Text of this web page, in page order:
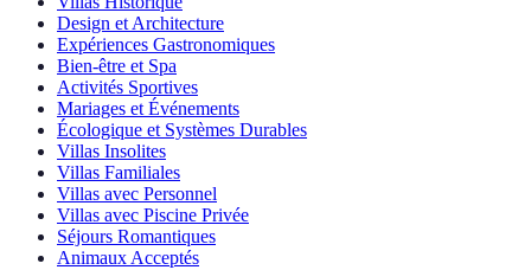
Design et Architecture
Expériences Gastronomiques
Bien-être et Spa
Activités Sportives
Mariages et Événements
Écologique et Systèmes Durables
Villas Insolites
Villas Familiales
Villas avec Personnel
Villas avec Piscine Privée
Séjours Romantiques
Animaux Acceptés